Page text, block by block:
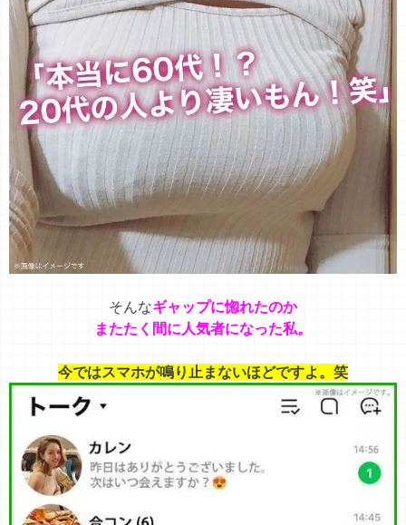
そんなギャップに惚れたのか
またたく間に人気者になった私。
今ではスマホが鳴り止まないほどですよ。笑